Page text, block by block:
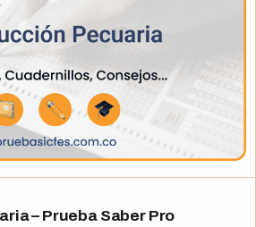
– Prueba Saber Pro